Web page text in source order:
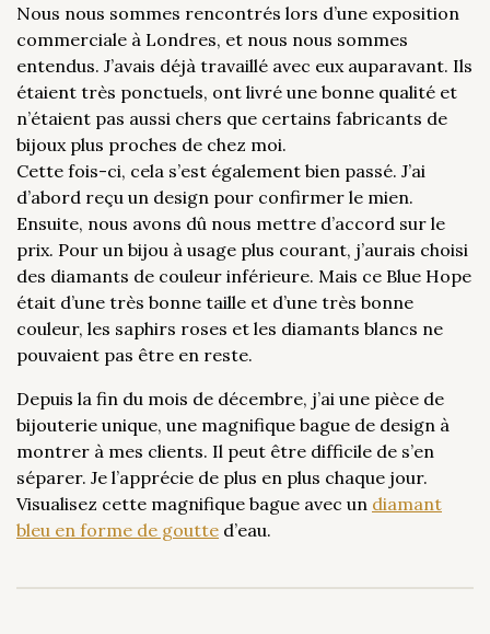
Nous nous sommes rencontrés lors d’une exposition
commerciale à Londres, et nous nous sommes
entendus. J’avais déjà travaillé avec eux auparavant. Ils
étaient très ponctuels, ont livré une bonne qualité et
n’étaient pas aussi chers que certains fabricants de
bijoux plus proches de chez moi.
Cette fois-ci, cela s’est également bien passé. J’ai
d’abord reçu un design pour confirmer le mien.
Ensuite, nous avons dû nous mettre d’accord sur le
prix. Pour un bijou à usage plus courant, j’aurais choisi
des diamants de couleur inférieure. Mais ce Blue Hope
était d’une très bonne taille et d’une très bonne
couleur, les saphirs roses et les diamants blancs ne
pouvaient pas être en reste.
Depuis la fin du mois de décembre, j’ai une pièce de
bijouterie unique, une magnifique bague de design à
montrer à mes clients. Il peut être difficile de s’en
séparer. Je l’apprécie de plus en plus chaque jour.
Visualisez cette magnifique bague avec un diamant
bleu en forme de goutte d’eau.